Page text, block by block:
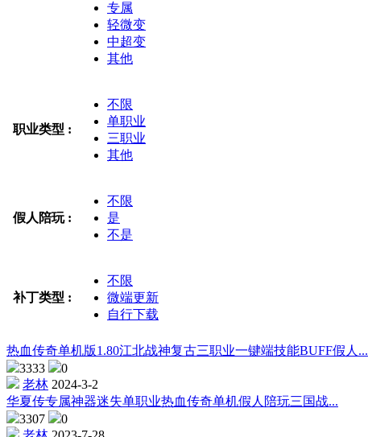
专属
轻微变
中超变
其他
职业类型 :
不限
单职业
三职业
其他
假人陪玩 :
不限
是
不是
补丁类型 :
不限
微端更新
自行下载
热血传奇单机版1.80江北战神复古三职业一键端技能BUFF假人...
3333
0
老林 2024-3-2
华夏传专属神器迷失单职业热血传奇单机假人陪玩三国战...
3307
0